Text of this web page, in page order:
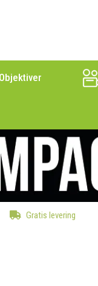
Objektiver
Gratis levering